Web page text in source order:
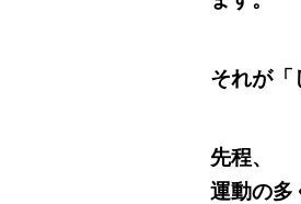
それが「
先程、
運動の多